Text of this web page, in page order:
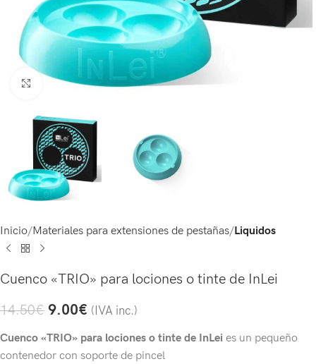
Click to enlarge
Inicio Materiales para extensiones de pestañas Liquidos
Cuenco «TRIO» para lociones o tinte de InLei
14.50€ 9.00€ (IVA inc.)
Cuenco «TRIO» para lociones o tinte de InLei es un pequeño
contenedor con soporte de pincel